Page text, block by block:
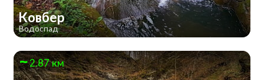
Ковбер
Водоспад
2.87 км